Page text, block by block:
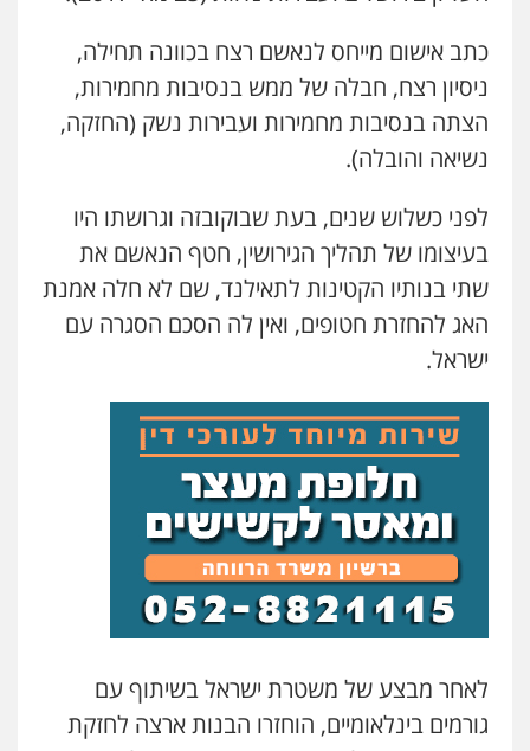
כתב אישום מייחס לנאשם רצח בכוונה תחילה,
ניסיון רצח, חבלה של ממש בנסיבות מחמירות,
הצתה בנסיבות מחמירות ועבירות נשק (החזקה,
נשיאה והובלה).
לפני כשלוש שנים, בעת שבוקובזה וגרושתו היו
בעיצומו של תהליך הגירושין, חטף הנאשם את
שתי בנותיו הקטינות לתאילנד, שם לא חלה אמנת
האג להחזרת חטופים, ואין לה הסכם הסגרה עם
ישראל.
לאחר מבצע של משטרת ישראל בשיתוף עם
גורמים בינלאומיים, הוחזרו הבנות ארצה לחזקת